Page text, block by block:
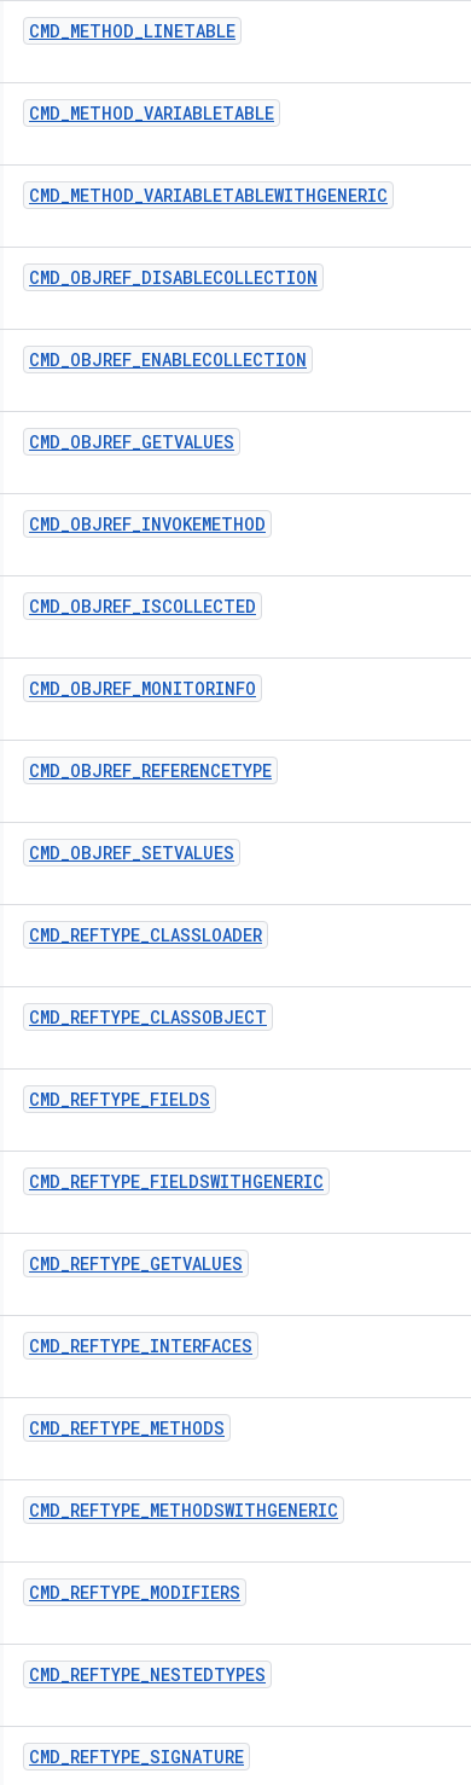
CMD_METHOD_LINETABLE
CMD_METHOD_VARIABLETABLE
CMD_METHOD_VARIABLETABLEWITHGENERIC
CMD_OBJREF_DISABLECOLLECTION
CMD_OBJREF_ENABLECOLLECTION
CMD_OBJREF_GETVALUES
CMD_OBJREF_INVOKEMETHOD
CMD_OBJREF_ISCOLLECTED
CMD_OBJREF_MONITORINFO
CMD_OBJREF_REFERENCETYPE
CMD_OBJREF_SETVALUES
CMD_REFTYPE_CLASSLOADER
CMD_REFTYPE_CLASSOBJECT
CMD_REFTYPE_FIELDS
CMD_REFTYPE_FIELDSWITHGENERIC
CMD_REFTYPE_GETVALUES
CMD_REFTYPE_INTERFACES
CMD_REFTYPE_METHODS
CMD_REFTYPE_METHODSWITHGENERIC
CMD_REFTYPE_MODIFIERS
CMD_REFTYPE_NESTEDTYPES
CMD_REFTYPE_SIGNATURE